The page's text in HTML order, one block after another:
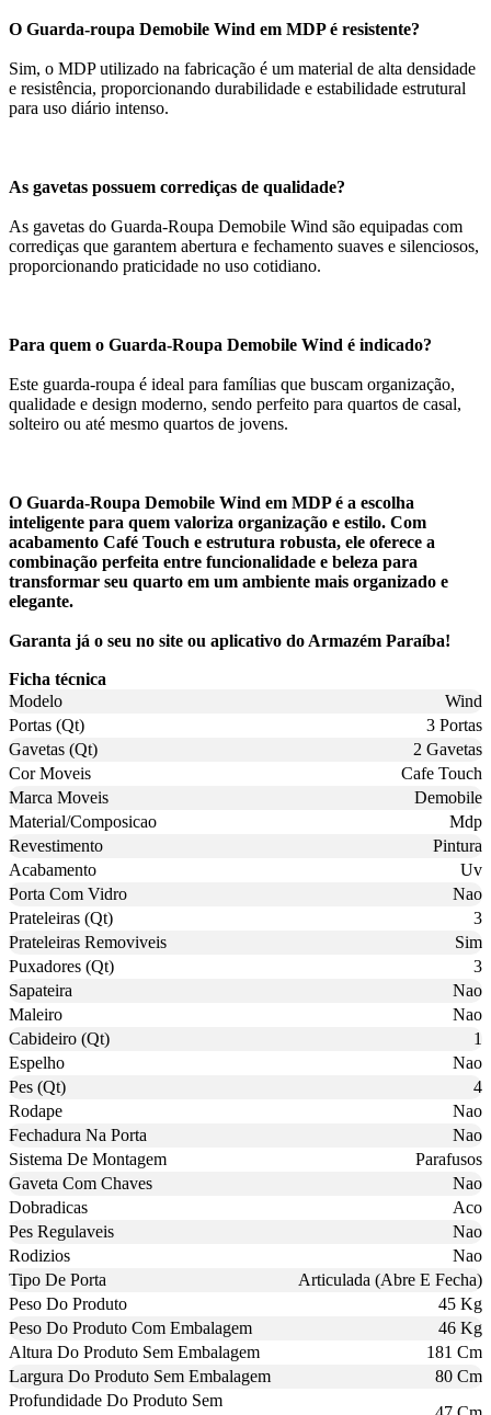
O Guarda-roupa Demobile Wind em MDP é resistente?
Sim, o MDP utilizado na fabricação é um material de alta densidade
e resistência, proporcionando durabilidade e estabilidade estrutural
para uso diário intenso.
As gavetas possuem corrediças de qualidade?
As gavetas do Guarda-Roupa Demobile Wind são equipadas com
corrediças que garantem abertura e fechamento suaves e silenciosos,
proporcionando praticidade no uso cotidiano.
Para quem o Guarda-Roupa Demobile Wind é indicado?
Este guarda-roupa é ideal para famílias que buscam organização,
qualidade e design moderno, sendo perfeito para quartos de casal,
solteiro ou até mesmo quartos de jovens.
O Guarda-Roupa Demobile Wind em MDP é a escolha
inteligente para quem valoriza organização e estilo. Com
acabamento Café Touch e estrutura robusta, ele oferece a
combinação perfeita entre funcionalidade e beleza para
transformar seu quarto em um ambiente mais organizado e
elegante.
Garanta já o seu no site ou aplicativo do Armazém Paraíba!
Ficha técnica
Modelo
Wind
Portas (Qt)
3 Portas
Gavetas (Qt)
2 Gavetas
Cor Moveis
Cafe Touch
Marca Moveis
Demobile
Material/Composicao
Mdp
Revestimento
Pintura
Acabamento
Uv
Porta Com Vidro
Nao
Prateleiras (Qt)
3
Prateleiras Removiveis
Sim
Puxadores (Qt)
3
Sapateira
Nao
Maleiro
Nao
Cabideiro (Qt)
1
Espelho
Nao
Pes (Qt)
4
Rodape
Nao
Fechadura Na Porta
Nao
Sistema De Montagem
Parafusos
Gaveta Com Chaves
Nao
Dobradicas
Aco
Pes Regulaveis
Nao
Rodizios
Nao
Tipo De Porta
Articulada (Abre E Fecha)
Peso Do Produto
45 Kg
Peso Do Produto Com Embalagem
46 Kg
Altura Do Produto Sem Embalagem
181 Cm
Largura Do Produto Sem Embalagem
80 Cm
Profundidade Do Produto Sem